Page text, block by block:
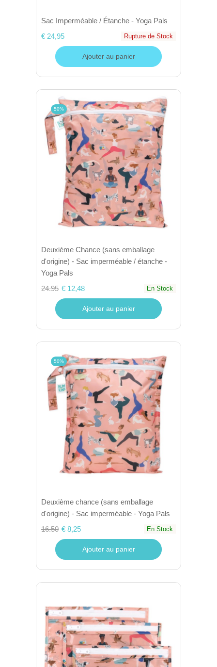
Sac Imperméable / Étanche - Yoga Pals
€ 24,95
Rupture de Stock
Ajouter au panier
50%
Deuxième Chance (sans emballage
d'origine) - Sac imperméable / étanche -
Yoga Pals
24.95 € 12,48 En Stock
Ajouter au panier
50%
Deuxième chance (sans emballage
d'origine) - Sac imperméable - Yoga Pals
16.50 € 8,25 En Stock
Ajouter au panier